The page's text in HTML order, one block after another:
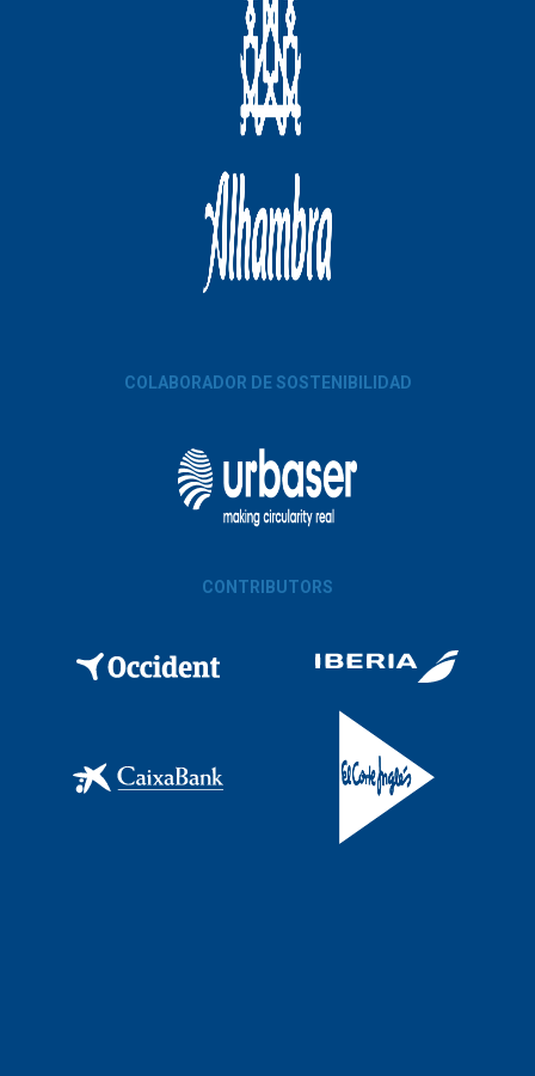
COLABORADOR DE SOSTENIBILIDAD
CONTRIBUTORS